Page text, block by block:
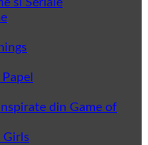
din Game of
Girls